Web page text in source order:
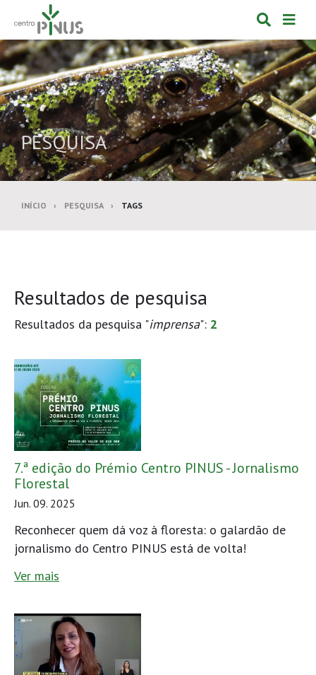
Alternar
de
de
PESQUISA
INÍCIO PESQUISA TAGS
Resultados de pesquisa
Resultados da pesquisa "imprensa": 2
7.ª edição do Prémio Centro PINUS - Jornalismo
Florestal
Jun. 09. 2025
Reconhecer quem dá voz à floresta: o galardão de
jornalismo do Centro PINUS está de volta!
Ver mais